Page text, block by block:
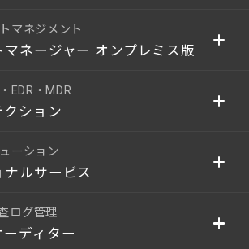
マネジメント
ネージャー オンプレミス版
EDR・MDR
クション
ーション
ルサービス
ログ管理
ディター